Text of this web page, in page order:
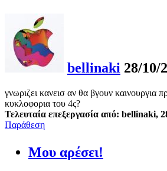
bellinaki 28/10/
γνωριζει κανεισ αν θα βγουν καινουργια
κυκλοφορια του 4ς?
Τελευταία επεξεργασία από: bellinaki,
Παράθεση
Μου αρέσει!